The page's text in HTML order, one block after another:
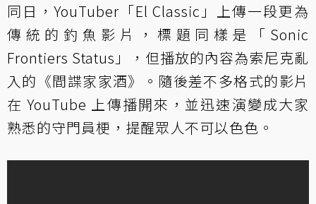
同日，YouTuber「El Classic」上傳一段更為
傳統的釣魚影片，標題同樣是「Sonic
Frontiers Status」，但播放的內容為索尼克亂
入的《間諜家家酒》。隨後差不多格式的影片
在 YouTube 上傳播開來，並迅速演變成大家
熟悉的守門員梗，提醒眾人不可以色色。